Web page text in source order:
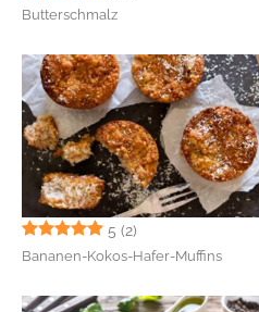
Butterschmalz
5 (2)
Bananen-Kokos-Hafer-Muffins